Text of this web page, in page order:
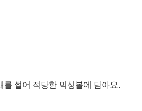
를 썰어 적당한 믹싱볼에 담아요.